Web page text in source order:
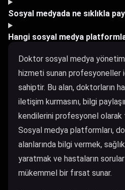
Sosyal medyada ne sıklıkla
Hangi sosyal medya
Doktor sosyal medya
hizmeti sunan profesyoneller
sahiptir. Bu alan, doktorların
iletişim kurmasını, bilgi
kendilerini profesyonel olarak
Sosyal medya platformları,
alanlarında bilgi vermek,
yaratmak ve hastaların
mükemmel bir fırsat sunar.